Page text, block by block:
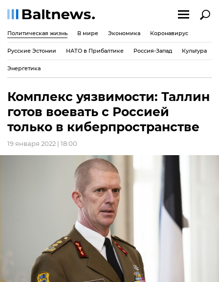
Политическая жизнь В мире Экономика Коронавирус
Русские Эстонии НАТО в Прибалтике Россия-Запад Культура
Энергетика
Комплекс уязвимости: Таллин
готов воевать с Россией
только в киберпространстве
19 января 2022 | 18:00